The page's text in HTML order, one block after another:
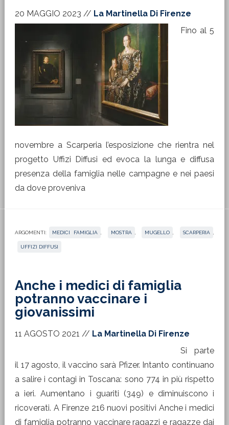
20 MAGGIO 2023 // La Martinella Di Firenze
Fino al 5
novembre a Scarperia l’esposizione che rientra nel
progetto Uffizi Diffusi ed evoca la lunga e diffusa
presenza della famiglia nelle campagne e nei paesi
da dove proveniva
ARGOMENTI: MEDICI FAMIGLIA MOSTRA MUGELLO SCARPERIA
UFFIZI DIFFUSI
Anche i medici di famiglia
potranno vaccinare i
giovanissimi
11 AGOSTO 2021 // La Martinella Di Firenze
Si parte
il 17 agosto, il vaccino sarà Pfizer. Intanto continuano
a salire i contagi in Toscana: sono 774 in più rispetto
a ieri. Aumentano i guariti (349) e diminuiscono i
ricoverati. A Firenze 216 nuovi positivi Anche i medici
di famiglia potranno vaccinare ragazzi e ragazze dai